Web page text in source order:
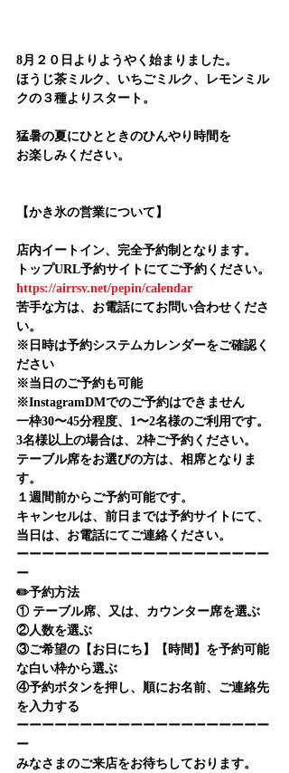
8月２０日よりようやく始まりました。
ほうじ茶ミルク、いちごミルク、レモンミル
クの３種よりスタート。
猛暑の夏にひとときのひんやり時間を
お楽しみください。
【かき氷の営業について】
店内イートイン、完全予約制となります。
トップURL予約サイトにてご予約ください。
https://airrsv.net/pepin/calendar
苦手な方は、お電話にてお問い合わせくださ
い。
※日時は予約システムカレンダーをご確認く
ださい
※当日のご予約も可能
※InstagramDMでのご予約はできません
一枠30〜45分程度、1〜2名様のご利用です。
3名様以上の場合は、2枠ご予約ください。
テーブル席をお選びの方は、相席となりま
す。
１週間前からご予約可能です。
キャンセルは、前日までは予約サイトにて、
当日は、お電話にてご連絡ください。
ーーーーーーーーーーーーーーーーーーーー
ー
✏️予約方法
① テーブル席、又は、カウンター席を選ぶ
②人数を選ぶ
③ご希望の【お日にち】【時間】を予約可能
な白い枠から選ぶ
④予約ボタンを押し、順にお名前、ご連絡先
を入力する
ーーーーーーーーーーーーーーーーーーーー
ー
みなさまのご来店をお待ちしております。